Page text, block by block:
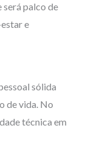
será palco de
e
sólida
de vida. No
técnica em